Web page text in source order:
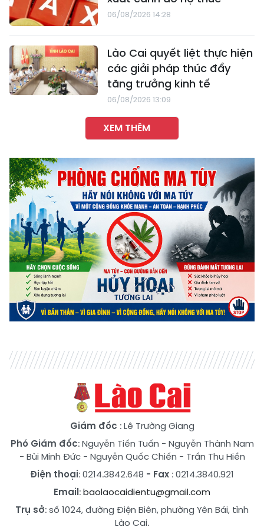
06/08/2026 14:28
Lào Cai quyết liệt thực hiện
các giải pháp thúc đẩy
tăng trưởng kinh tế
06/08/2026 13:09
XEM THÊM
Giám đốc : Lê Trường Giang
Phó Giám đốc:Nguyễn Tiến Tuấn - Nguyễn Thành Nam
- Bùi Minh Đức- Nguyễn Quốc Chiến - Trần Thu Hiền
Điện thoại: 0214.3842.648 - Fax : 0214.3840.921
Email:baolaocaidientu@gmail.com
Trụ sở: số 1024, đường Điện Biên, phường Yên Bái, tỉnh
Lào Cai.